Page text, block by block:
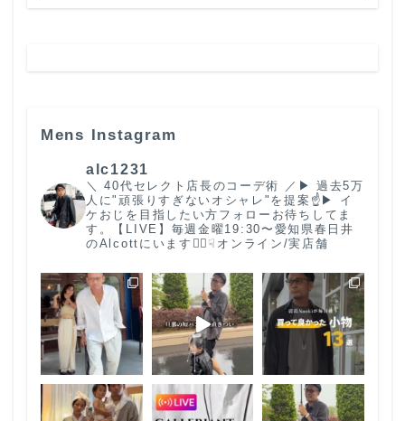
Mens Instagram
alc1231
＼ 40代セレクト店長のコーデ術 ／ ▶︎ 過去5万
人に"頑張りすぎないオシャレ"を提案☝️ ▶︎ イ
ケおじを目指したい方フォローお待ちしてま
す。
【LIVE】毎週金曜19:30〜 愛知県春日井
のAlcottにいます🙋‍♂️ ☟オンライン/実店舗